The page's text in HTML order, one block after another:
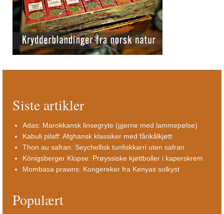
Siste artikler
Adas: Marokkansk linsegryte (gjerne med lammepølse)
Kabuli pilaff: Afghansk klassiker med fårikålkjøtt
Thon au safran: Seychellisk tunfiskkarri uten safran
Königsberger Klopse: Prøyssiske kjøttboller i kaperskrem
Mombasa prawns: Kongereker fra Kenyas solkyst
Populært